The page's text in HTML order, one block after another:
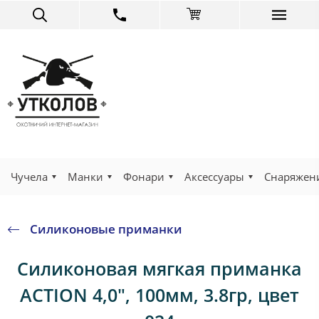
Чучела Манки Фонари Аксессуары
Силиконовые приманки
Силиконовая мягкая приманка
ACTION 4,0", 100мм, 3.8гр, цвет